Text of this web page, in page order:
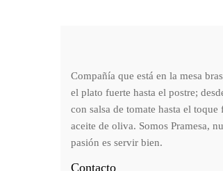
Compañía que está en la mesa
el plato fuerte hasta el postre;
con salsa de tomate hasta el toque
aceite de oliva. Somos Pramesa,
pasión es servir bien.
Contacto